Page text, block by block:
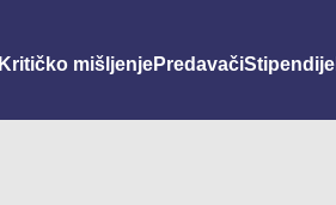
Kritičko mišljenjePredavačiStipendije